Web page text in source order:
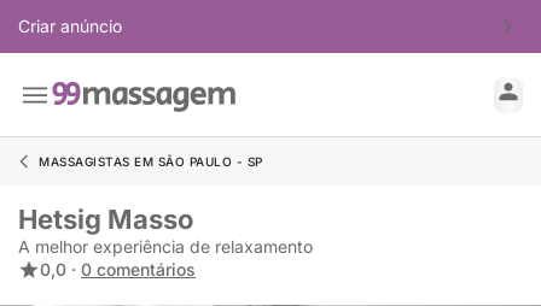
Criar anúncio
MASSAGISTAS EM SÃO PAULO - SP
Hetsig Masso
A melhor experiência de relaxamento
0,0 · 0 comentários